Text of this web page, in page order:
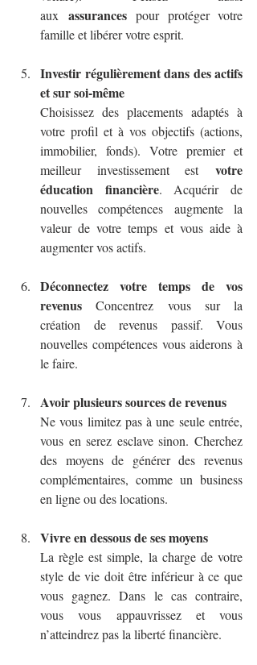
aux assurances pour protéger votre
famille et libérer votre esprit.
Investir régulièrement dans des actifs
et sur soi-même
Choisissez des placements adaptés à
votre profil et à vos objectifs (actions,
immobilier, fonds). Votre premier et
meilleur investissement est votre
éducation financière. Acquérir de
nouvelles compétences augmente la
valeur de votre temps et vous aide à
augmenter vos actifs.
Déconnectez votre temps de vos
revenus Concentrez vous sur la
création de revenus passif. Vous
nouvelles compétences vous aiderons à
le faire.
Avoir plusieurs sources de revenus
Ne vous limitez pas à une seule entrée,
vous en serez esclave sinon. Cherchez
des moyens de générer des revenus
complémentaires, comme un business
en ligne ou des locations.
Vivre en dessous de ses moyens
La règle est simple, la charge de votre
style de vie doit être inférieur à ce que
vous gagnez. Dans le cas contraire,
vous vous appauvrissez et vous
n’atteindrez pas la liberté financière.